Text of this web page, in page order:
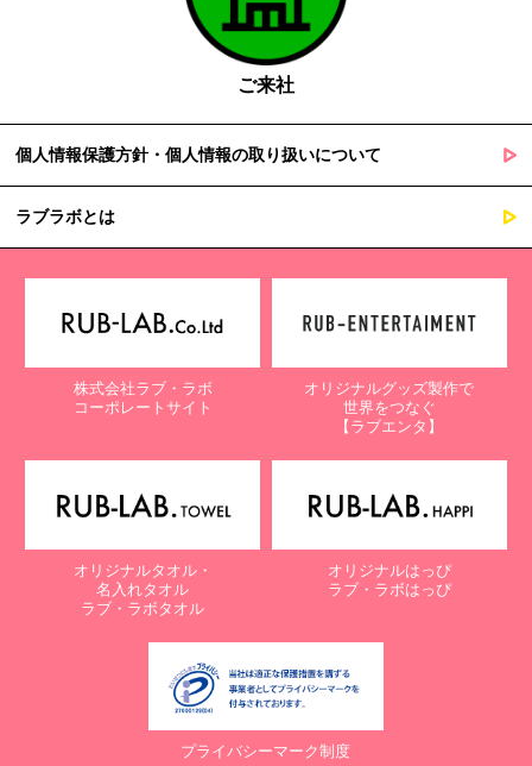
ご来社
個人情報保護方針・個人情報の取り扱いについて
ラブラボとは
株式会社ラブ・ラボ
コーポレートサイト
オリジナルグッズ製作で
世界をつなぐ
【ラブエンタ】
オリジナルタオル・
名入れタオル
ラブ・ラボタオル
オリジナルはっぴ
ラブ・ラボはっぴ
プライバシーマーク制度